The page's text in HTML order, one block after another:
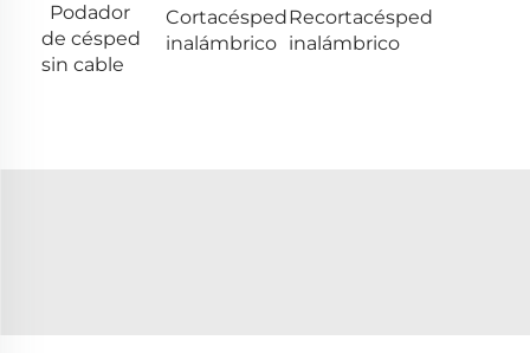
Podador
de césped
sin cable
Cortacésped
inalámbrico
Recortacésped
inalámbrico